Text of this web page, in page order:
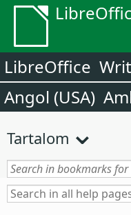
LibreOffice
Angol (USA)
Tartalom